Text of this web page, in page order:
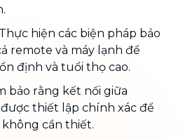
Thực hiện các biện pháp bảo
remote và máy lạnh để
định và tuổi thọ cao.
bảo rằng kết nối giữa
thiết lập chính xác để
cần thiết.